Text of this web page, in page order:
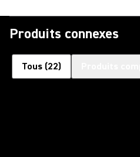
Produits connexes
Tous (22)